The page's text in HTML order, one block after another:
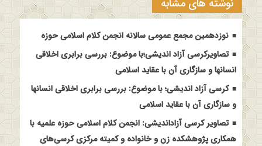
نوشته های مشابه
نوزدهمین مجمع عمومی سالانه انجمن کلام اسلامی حوزه
تصاویرکرسی آزاد اندیشی؛با موضوع: بررسی برابری اخلاقی
انسانها و سازگاری آن با عقاید اسلامی
کرسی آزاد اندیشی؛ با موضوع: بررسی برابری اخلاقی انسانها
و سازگاری آن با عقاید اسلامی
تصاویر کرسی آزاداندیشی: انجمن کلام اسلامی حوزه علمیه با
همکاری پژوهشکده زن و خانواده و کمیته مرکزی کرسی‌های